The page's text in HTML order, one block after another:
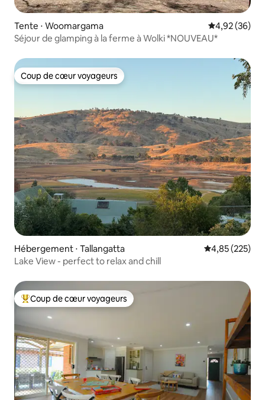
Tente ⋅ Woomargama Évaluation
4,92 (36)
Séjour de glamping à la ferme à Wolki *NOUVEAU*
Coup de cœur voyageurs
Coup de cœur voyageurs
Hébergement ⋅ Tallangatta Évaluation
4,85 (225)
Lake View - perfect to relax and chill
Coups de cœur voyageurs les plus appréciés
Coup de cœur voyageurs